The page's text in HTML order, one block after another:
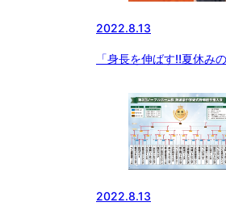
2022.8.13
「身長を伸ばす‼︎夏休み
ポーツ栄養学セミナー
2022.8.13